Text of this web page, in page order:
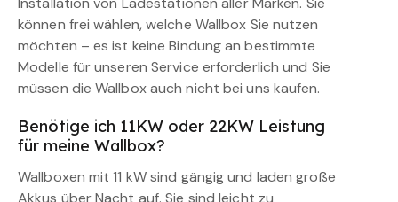
können frei wählen, welche Wallbox Sie nutzen
möchten – es ist keine Bindung an bestimmte
Modelle für unseren Service erforderlich und Sie
müssen die Wallbox auch nicht bei uns kaufen.
Benötige ich 11KW oder 22KW Leistung
für meine Wallbox?
Wallboxen mit 11 kW sind gängig und laden große
Akkus über Nacht auf. Sie sind leicht zu